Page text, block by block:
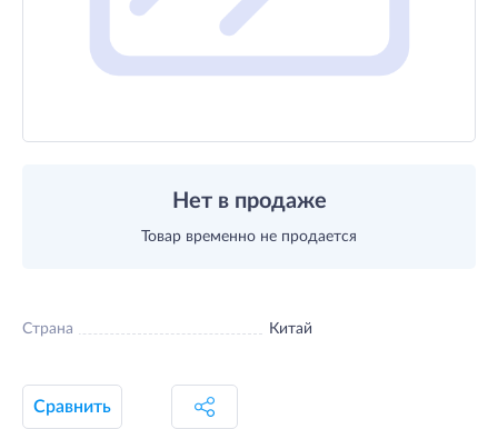
Нет в продаже
Товар временно не продается
Страна Китай
Сравнить